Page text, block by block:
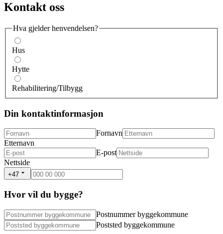
Kontakt oss
Hva gjelder henvendelsen?
Hus
Hytte
Rehabilitering/Tilbygg
Din kontaktinformasjon
Fornavn
Etternavn
E-post
Nettside
+47
Hvor vil du bygge?
Postnummer byggekommune
Poststed byggekommune